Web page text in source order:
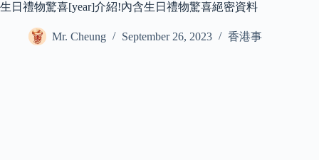
生日禮物驚喜[year]介紹!內含生日禮物驚喜絕密資料
Mr. Cheung September 26, 2023 香港事